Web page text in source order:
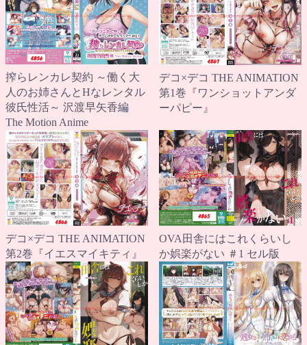
搾らレンカレ契約 ～働く大
人のお姉さんとHなレンタル
彼氏性活～ 沢渡早矢香編
The Motion Anime
デコ×デコ THE ANIMATION
第1巻『ワンショットアンダ
ーパピー』
デコ×デコ THE ANIMATION
第2巻『イエスマイキティ』
OVA田舎にはこれくらいし
か娯楽がない ＃1 セル版